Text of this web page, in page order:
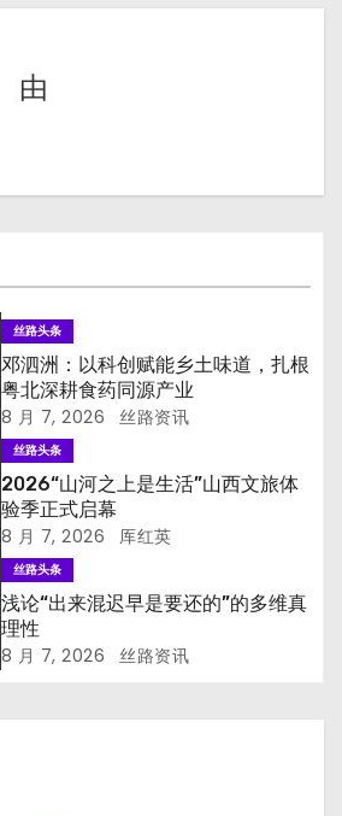
由
丝路头条
邓泗洲：以科创赋能乡土味道，扎根
粤北深耕食药同源产业
8 月 7, 2026 丝路资讯
丝路头条
2026“山河之上是生活”山西文旅体
验季正式启幕
8 月 7, 2026 厍红英
丝路头条
浅论“出来混迟早是要还的”的多维真
理性
8 月 7, 2026 丝路资讯